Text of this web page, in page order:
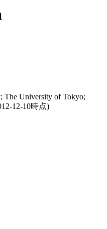
The University of Tokyo;
12-10時点)